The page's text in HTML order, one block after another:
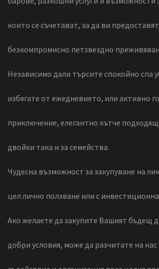
които се съчетават, за да ви предоставят
безкомпромисно петзвездно
Независимо дали търсите спокойно спа
избягате от ежедневието, или активно
приключение, елегантно кътче
двойки така и за семейства.
Чудесна възможност за закупуване на
цел лично ползване или с
Ако желаете да закупите Вашият бъдещ
добри условия, може да разчитате на нас